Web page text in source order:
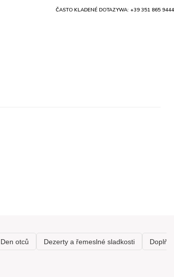
ČASTO KLADENÉ DOTAZYWA: +39 351 865 9444